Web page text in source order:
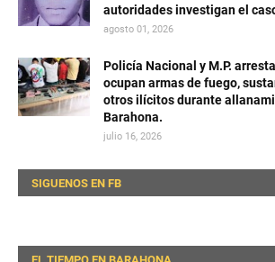
autoridades investigan el
agosto 01, 2026
Policía Nacional y M.P.
ocupan armas de fuego,
otros ilícitos durante
Barahona.
julio 16, 2026
SIGUENOS EN FB